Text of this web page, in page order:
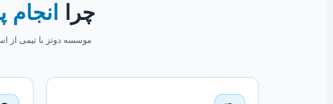
چرا انجام
موسسه دوتز با تیمی از